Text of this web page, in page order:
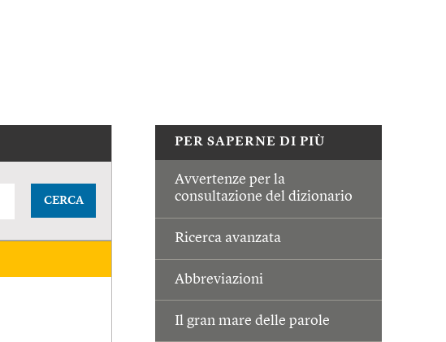
PER SAPERNE DI PIÙ
Avvertenze per la
consultazione del dizionario
Ricerca avanzata
Abbreviazioni
Il gran mare delle parole
CERCA